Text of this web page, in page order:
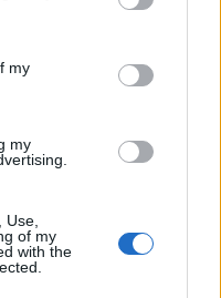
my
my
of my
with the